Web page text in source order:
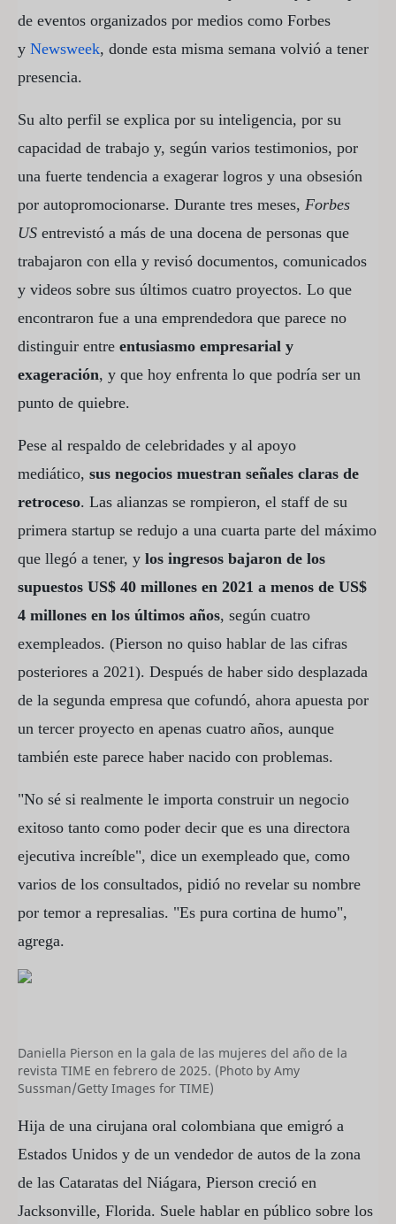
de eventos organizados por medios como Forbes
y Newsweek, donde esta misma semana volvió a tener
presencia.
Su alto perfil se explica por su inteligencia, por su
capacidad de trabajo y, según varios testimonios, por
una fuerte tendencia a exagerar logros y una obsesión
por autopromocionarse. Durante tres meses, Forbes
US entrevistó a más de una docena de personas que
trabajaron con ella y revisó documentos, comunicados
y videos sobre sus últimos cuatro proyectos. Lo que
encontraron fue a una emprendedora que parece no
distinguir entre entusiasmo empresarial y
exageración, y que hoy enfrenta lo que podría ser un
punto de quiebre.
Pese al respaldo de celebridades y al apoyo
mediático, sus negocios muestran señales claras de
retroceso. Las alianzas se rompieron, el staff de su
primera startup se redujo a una cuarta parte del máximo
que llegó a tener, y los ingresos bajaron de los
supuestos US$ 40 millones en 2021 a menos de US$
4 millones en los últimos años, según cuatro
exempleados. (Pierson no quiso hablar de las cifras
posteriores a 2021). Después de haber sido desplazada
de la segunda empresa que cofundó, ahora apuesta por
un tercer proyecto en apenas cuatro años, aunque
también este parece haber nacido con problemas.
"No sé si realmente le importa construir un negocio
exitoso tanto como poder decir que es una directora
ejecutiva increíble", dice un exempleado que, como
varios de los consultados, pidió no revelar su nombre
por temor a represalias. "Es pura cortina de humo",
agrega.
Daniella Pierson en la gala de las mujeres del año de la
revista TIME en febrero de 2025. (Photo by Amy
Sussman/Getty Images for TIME)
Hija de una cirujana oral colombiana que emigró a
Estados Unidos y de un vendedor de autos de la zona
de las Cataratas del Niágara, Pierson creció en
Jacksonville, Florida. Suele hablar en público sobre los